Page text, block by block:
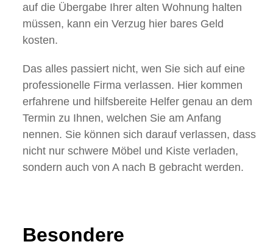
auf die Übergabe Ihrer alten Wohnung halten
müssen, kann ein Verzug hier bares Geld
kosten.
Das alles passiert nicht, wen Sie sich auf eine
professionelle Firma verlassen. Hier kommen
erfahrene und hilfsbereite Helfer genau an dem
Termin zu Ihnen, welchen Sie am Anfang
nennen. Sie können sich darauf verlassen, dass
nicht nur schwere Möbel und Kiste verladen,
sondern auch von A nach B gebracht werden.
Besondere